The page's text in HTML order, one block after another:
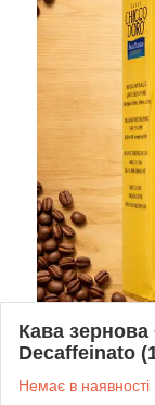
Кава
Decaffeinato
Немає в наявності